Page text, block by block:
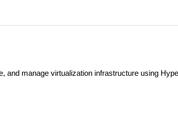
and manage virtualization infrastructure using